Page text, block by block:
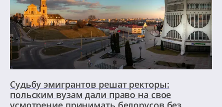
Судьбу эмигрантов решат ректоры:
польским вузам дали право на свое